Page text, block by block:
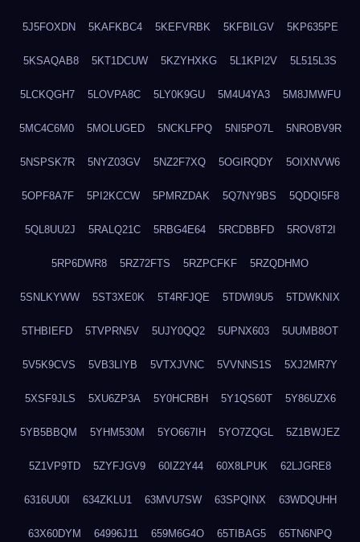
5J5FOXDN 5KAFKBC4 5KEFVRBK 5KFBILGV 5KP635PE
5KSAQAB8 5KT1DCUW 5KZYHXKG 5L1KPI2V 5L515L3S
5LCKQGH7 5LOVPA8C 5LY0K9GU 5M4U4YA3 5M8JMWFU
5MC4C6M0 5MOLUGED 5NCKLFPQ 5NI5PO7L 5NROBV9R
5NSPSK7R 5NYZ03GV 5NZ2F7XQ 5OGIRQDY 5OIXNVW6
5OPF8A7F 5PI2KCCW 5PMRZDAK 5Q7NY9BS 5QDQI5F8
5QL8UU2J 5RALQ21C 5RBG4E64 5RCDBBFD 5ROV8T2I
5RP6DWR8 5RZ72FTS 5RZPCFKF 5RZQDHMO
5SNLKYWW 5ST3XE0K 5T4RFJQE 5TDWI9U5 5TDWKNIX
5THBIEFD 5TVPRN5V 5UJY0QQ2 5UPNX603 5UUMB8OT
5V5K9CVS 5VB3LIYB 5VTXJVNC 5VVNNS1S 5XJ2MR7Y
5XSF9JLS 5XU6ZP3A 5Y0HCRBH 5Y1QS60T 5Y86UZX6
5YB5BBQM 5YHM530M 5YO667IH 5YO7ZQGL 5Z1BWJEZ
5Z1VP9TD 5ZYFJGV9 60IZ2Y44 60X8LPUK 62LJGRE8
6316UU0I 634ZKLU1 63MVU7SW 63SPQINX 63WDQUHH
63X60DYM 64996J11 659M6G4O 65TIBAG5 65TN6NPQ